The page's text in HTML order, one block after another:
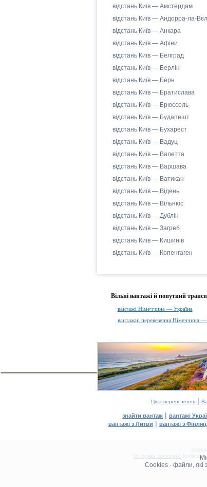
Cookies - файли, які
відстань Київ — Амстердам
відстань Київ — Андорра-ла-
відстань Київ — Анкара
відстань Київ — Афіни
відстань Київ — Белград
відстань Київ — Берлін
відстань Київ — Берн
відстань Київ — Братислава
відстань Київ — Брюссель
відстань Київ — Будапешт
відстань Київ — Бухарест
відстань Київ — Вадуц
відстань Київ — Валетта
відстань Київ — Варшава
відстань Київ — Ватикан
відстань Київ — Відень
відстань Київ — Вільнюс
відстань Київ — Дублін
відстань Київ — Загреб
відстань Київ — Кишинів
відстань Київ — Копенгаген
Вільні вантажі й попутний
вантажі Німеччина — Україна
вантажні перевезення Німеччина —
Ціна перевезення|
знайти вантаж | вантажі
вантажі з Литви | вантажі з
Усі права захищені.